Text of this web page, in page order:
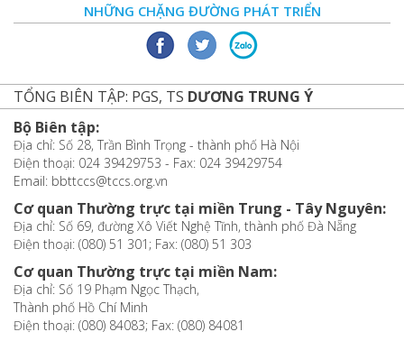
NHỮNG CHẶNG ĐƯỜNG PHÁT TRIỂN
TỔNG BIÊN TẬP: PGS, TS DƯƠNG TRUNG Ý
Bộ Biên tập:
Địa chỉ: Số 28, Trần Bình Trọng - thành phố Hà Nội
Điện thoại: 024 39429753 - Fax: 024 39429754
Email: bbttccs@tccs.org.vn
Cơ quan Thường trực tại miền Trung - Tây Nguyên:
Địa chỉ: Số 69, đường Xô Viết Nghệ Tĩnh, thành phố Đà Nẵng
Điện thoại: (080) 51 301; Fax: (080) 51 303
Cơ quan Thường trực tại miền Nam:
Địa chỉ: Số 19 Phạm Ngọc Thạch,
Thành phố Hồ Chí Minh
Điện thoại: (080) 84083; Fax: (080) 84081